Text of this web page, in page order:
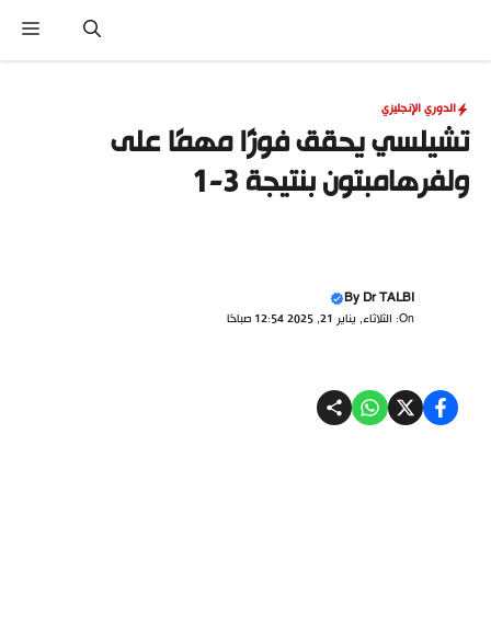
المحتوى
الدوري الإنجليزي
تشيلسي يحقق فوزًا مهمًا على
ولفرهامبتون بنتيجة 3-1
ByDr TALBI
On: الثلاثاء, يناير 21, 2025 12:54 صباحًا